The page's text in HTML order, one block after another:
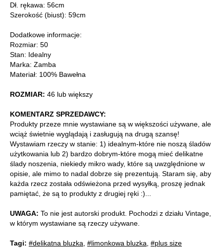
Dł. rękawa: 56cm
Szerokość (biust): 59cm
Dodatkowe informacje:
Rozmiar: 50
Stan: Idealny
Marka: Zamba
Materiał: 100% Bawełna
ROZMIAR: 46 lub większy
KOMENTARZ SPRZEDAWCY:
Produkty przeze mnie wystawiane są w większości używane, ale
wciąż świetnie wyglądają i zasługują na drugą szansę!
Wystawiam rzeczy w stanie: 1) idealnym-które nie noszą śladów
użytkowania lub 2) bardzo dobrym-które mogą mieć delikatne
ślady noszenia, niekiedy mikro wady, które są uwzględnione w
opisie, ale mimo to nadal dobrze się prezentują. Staram się, aby
każda rzecz została odświeżona przed wysyłką, proszę jednak
pamiętać, że są to produkty z drugiej ręki :)...
UWAGA: To nie jest autorski produkt. Pochodzi z działu Vintage,
w którym wystawiane są rzeczy używane.
Tagi: #delikatna bluzka #limonkowa bluzka #plus size